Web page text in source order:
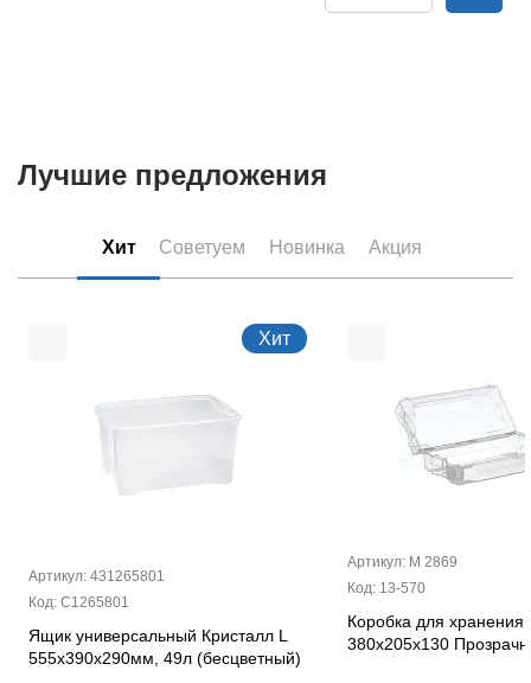
Лучшие предложения
Хит Советуем Новинка Акция
Хит
Артикул: 431265801
Код: С1265801
Ящик универсальный Кристалл L
555х390х290мм, 49л (бесцветный)
Артикул: М 2869
Код: 13-570
Коробка для хранения
380х205х130